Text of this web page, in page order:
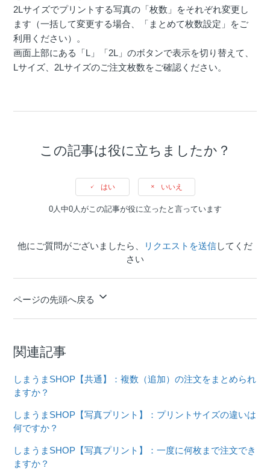
2Lサイズでプリントする写真の「枚数」をそれぞれ変更し
ます（一括して変更する場合、「まとめて枚数設定」をご
利用ください）。
画面上部にある「L」「2L」のボタンで表示を切り替えて、
Lサイズ、2Lサイズのご注文枚数をご確認ください。
この記事は役に立ちましたか？
はい いいえ
0人中0人がこの記事が役に立ったと言っています
他にご質問がございましたら、 リクエストを送信してくだ
さい
ページの先頭へ戻る
関連記事
しまうまSHOP【共通】：複数（追加）の注文をまとめられ
ますか？
しまうまSHOP【写真プリント】：プリントサイズの違いは
何ですか？
しまうまSHOP【写真プリント】：一度に何枚まで注文でき
ますか？